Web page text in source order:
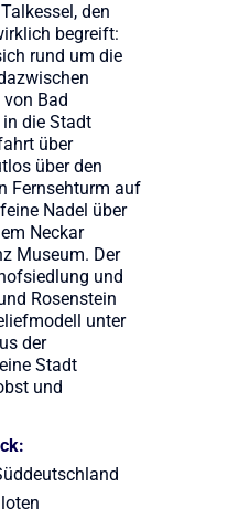
den
begreift:
rund um die
von Bad
die Stadt
über
über den
Fernsehturm auf
Nadel über
Neckar
Museum. Der
und
Rosenstein
unter
der
Stadt
und